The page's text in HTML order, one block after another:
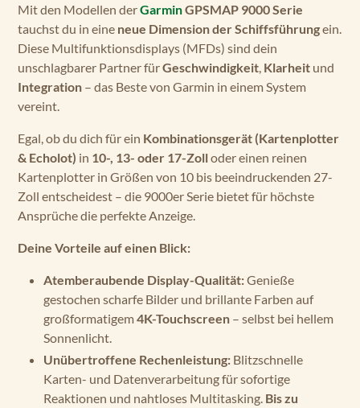
Mit den Modellen derGarminGPSMAP 9000 Serie
tauchst du in eine neue Dimension der Schiffsführungein.
Diese Multifunktionsdisplays (MFDs) sind dein
unschlagbarer Partner fürGeschwindigkeit, Klarheit und
Integration – das Beste von Garmin in einem System
vereint.
Egal, ob du dich für ein Kombinationsgerät (Kartenplotter
& Echolot) in 10-, 13- oder 17-Zolloder einen reinen
Kartenplotter in Größen von 10 bis beeindruckenden 27-
Zoll entscheidest – die 9000er Serie bietet für höchste
Ansprüche die perfekte Anzeige.
Deine Vorteile auf einen Blick:
Atemberaubende Display-Qualität:Genieße
gestochen scharfe Bilder und brillante Farben auf
großformatigem4K-Touchscreen – selbst bei hellem
Sonnenlicht.
Unübertroffene Rechenleistung: Blitzschnelle
Karten- und Datenverarbeitung für sofortige
Reaktionen und nahtloses Multitasking. Bis zu